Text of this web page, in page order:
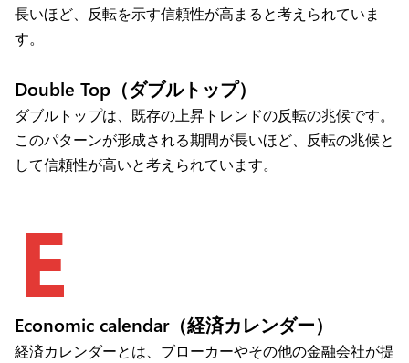
長いほど、反転を示す信頼性が高まると考えられていま
す。
Double Top（ダブルトップ）
ダブルトップは、既存の上昇トレンドの反転の兆候です。
このパターンが形成される期間が長いほど、反転の兆候と
して信頼性が高いと考えられています。
E
Economic calendar（経済カレンダー）
経済カレンダーとは、ブローカーやその他の金融会社が提